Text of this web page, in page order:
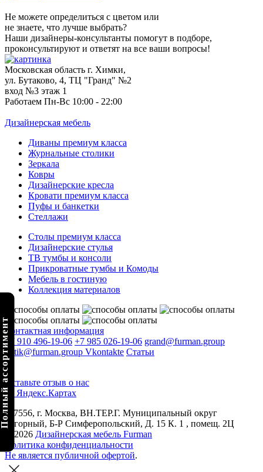
Не можете определиться с цветом или
не знаете, что лучше выбрать?
Наши дизайнеры-консультанты помогут в подборе,
проконсультируют и ответят на все ваши вопросы!
Московская область г. Химки,
ул. Бутаково, 4, ТЦ "Гранд" №2
вход №3 этаж 1
Работаем Пн-Вс 10:00 - 22:00
Дизайнерская мебель
Диваны премиум класса
Журнальные столики
Зеркала
Ковры
Дизайнерские кресла
Кровати премиум класса
Пуфы и банкетки
Стеллажи
Столы премиум класса
Дизайнерские стулья
ТВ тумбы и консоли
Прикроватные тумбы и Комоды
Мебель в гостиную
Коллекция материалов
Контактная информация
+7 910 496-19-06 +7 985 026-19-06 grand@furman.group
butik@furman.group Vkontakte Статьи
Оставьте отзыв о нас
на Яндекс.Картах
117556, г. Москва, ВН.ТЕР.Г. Муниципальный округ
нагорный, Б-Р Симферопольский, Д. 15 К. 1 , помещ. 2Ц
© 2026 Дизайнерская мебель Furman
Политика конфиденциальности
Не является публичной офертой.